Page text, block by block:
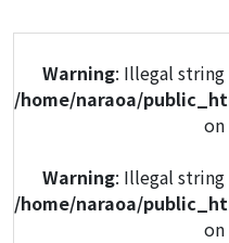
Warning: Illegal
/home/naraoa/
Warning: Illegal
/home/naraoa/